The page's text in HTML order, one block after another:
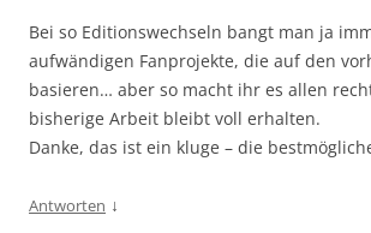
Bei so Editionswechseln bangt man ja
aufwändigen Fanprojekte, die auf den
basieren… aber so macht ihr es allen
bisherige Arbeit bleibt voll erhalten.
Danke, das ist ein kluge – die
Antworten ↓